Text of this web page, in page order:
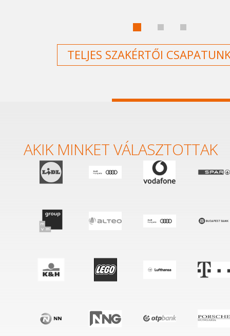
TELJES SZAKÉRTŐI
AKIK MINKET VÁLASZTOTTAK